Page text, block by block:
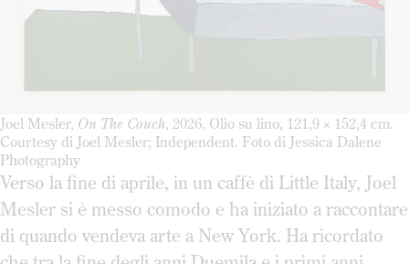
Joel Mesler, On The Couch, 2026. Olio su lino, 121,9 × 152,4 cm.
Courtesy di Joel Mesler; Independent. Foto di Jessica Dalene
Photography
Verso la fine di aprile, in un caffè di Little Italy, Joel
Mesler si è messo comodo e ha iniziato a raccontare
di quando vendeva arte a New York. Ha ricordato